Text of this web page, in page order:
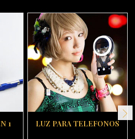
1 LUZ PARA TELEFONOS